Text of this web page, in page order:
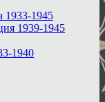
1933-1945
1939-1945
1940